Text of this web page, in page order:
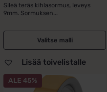
hinta
oli:
95,00 €.
hinta
on:
49,00 €.
Sileä teräs kihlasormus, leveys
9mm. Sormuksen...
Valitse malli
Lisää toivelistalle
ALE 45%